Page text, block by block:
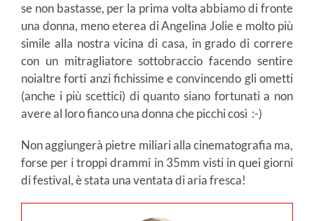
se non bastasse, per la prima volta abbiamo di fronte
una donna, meno eterea di Angelina Jolie e molto più
simile alla nostra vicina di casa, in grado di correre
con un mitragliatore sottobraccio facendo sentire
noialtre forti anzi fichissime e convincendo gli ometti
(anche i più scettici) di quanto siano fortunati a non
avere al loro fianco una donna che picchi così :-)
Non aggiungerà pietre miliari alla cinematografia ma,
forse per i troppi drammi in 35mm visti in quei giorni
di festival, è stata una ventata di aria fresca!